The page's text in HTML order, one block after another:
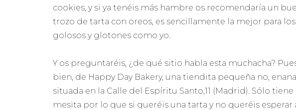
cookies, y si ya tenéis más hambre os recomendaría un
trozo de tarta con oreos, es sencillamente la mejor para los
golosos y glotones como yo.
Y os preguntaréis, ¿de qué sitio habla esta muchacha?
bien, de Happy Day Bakery, una tiendita pequeña no,
situada en la Calle del Espíritu Santo,11 (Madrid). Sólo tiene
mesita por lo que si queréis una tarta y no queréis esperar